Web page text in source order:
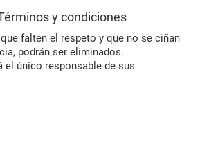
y condiciones
falten el respeto y que no se ciñan
podrán ser eliminados.
el único responsable de sus